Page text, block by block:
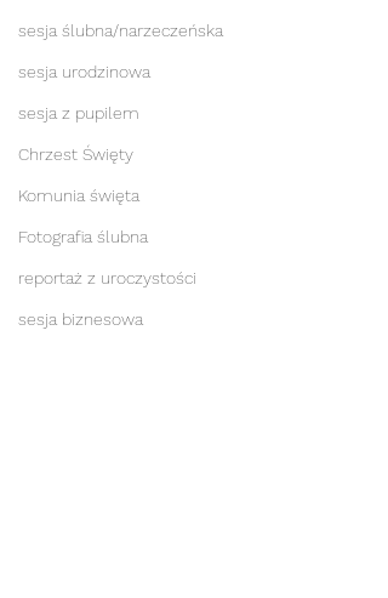
sesja ślubna/narzeczeńska
sesja urodzinowa
sesja z pupilem
Chrzest Święty
Komunia święta
Fotografia ślubna
reportaż z uroczystości
sesja biznesowa